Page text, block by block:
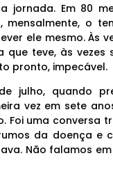
jornada. Em 80
mensalmente, o
ele mesmo. Às
teve, às vezes
pronto, impecável.
julho, quando
vez em sete
Foi uma conversa
da doença e
Não falamos